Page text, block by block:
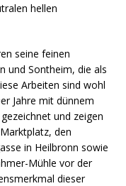
hellen
seine feinen
und Sontheim, die als
Arbeiten sind wohl
Jahre mit dünnem
und zeigen
den
in Heilbronn sowie
Mühle vor der
dieser